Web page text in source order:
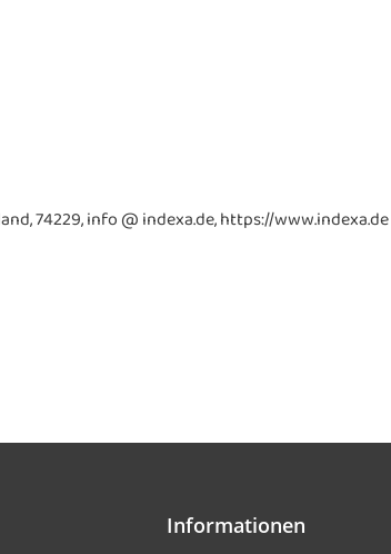
74229, info @ indexa.de, https://www.indexa.de
Informationen